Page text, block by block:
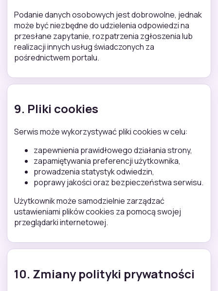
Podanie danych osobowych jest dobrowolne, jednak
może być niezbędne do udzielenia odpowiedzi na
przesłane zapytanie, rozpatrzenia zgłoszenia lub
realizacji innych usług świadczonych za
pośrednictwem portalu.
9. Pliki cookies
Serwis może wykorzystywać pliki cookies w celu:
zapewnienia prawidłowego działania strony,
zapamiętywania preferencji użytkownika,
prowadzenia statystyk odwiedzin,
poprawy jakości oraz bezpieczeństwa serwisu.
Użytkownik może samodzielnie zarządzać
ustawieniami plików cookies za pomocą swojej
przeglądarki internetowej.
10. Zmiany polityki prywatności